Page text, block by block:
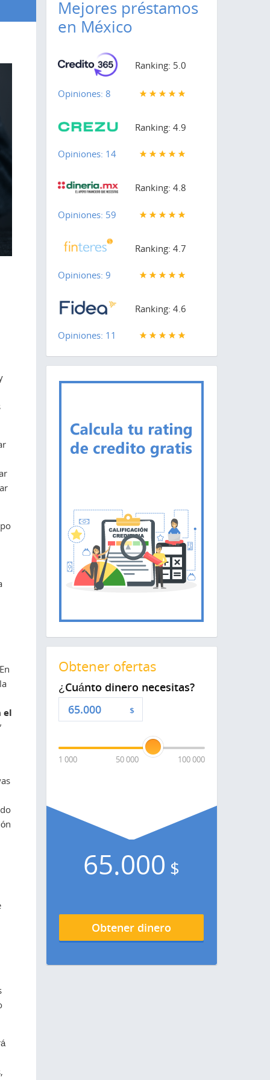
el
Mejores préstamos
en México
Ranking: 5.0
Opiniones: 8
Ranking: 4.9
Opiniones: 14
Ranking: 4.8
Opiniones: 59
Ranking: 4.7
Opiniones: 9
Ranking: 4.6
Opiniones: 11
Obtener ofertas
¿Cuánto dinero necesitas?
$
1 000 50 000 100 000
65.000 $
Obtener dinero